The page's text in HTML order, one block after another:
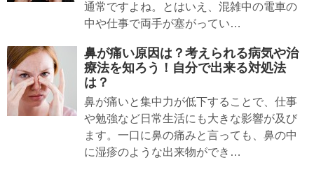
通常ですよね。とはいえ、混雑中の電車の
中や仕事で両手が塞がってい…
鼻が痛い原因は？考えられる病気や治
療法を知ろう！自分で出来る対処法
は？
鼻が痛いと集中力が低下することで、仕事
や勉強など日常生活にも大きな影響が及び
ます。一口に鼻の痛みと言っても、鼻の中
に湿疹のような出来物ができ…